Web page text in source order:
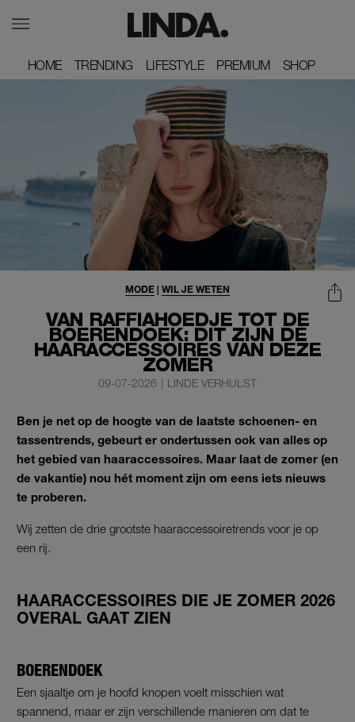
HOME
HOME TRENDING
TRENDING LIFESTYLE
LIFESTYLE PREMIUM
PREMIUM SHOP
SHOP
VAN RAFFIAHOEDJE TOT DE
BOERENDOEK: DIT ZIJN DÉ
HAARACCESSOIRES VAN DEZE
ZOMER
MODE | WIL JE WETEN
09-07-2026 | LINDE VERHULST
Ben je net op de hoogte van de laatste schoenen- en
tassentrends, gebeurt er ondertussen ook van alles op
het gebied van haaraccessoires. Maar laat de zomer (en
de vakantie) nou hét moment zijn om eens iets nieuws
te proberen.
Wij zetten de drie grootste haaraccessoiretrends voor je op
een rij.
HAARACCESSOIRES DIE JE ZOMER 2026
OVERAL GAAT ZIEN
BOERENDOEK
Een sjaaltje om je hoofd knopen voelt misschien wat
spannend, maar er zijn verschillende manieren om dat te